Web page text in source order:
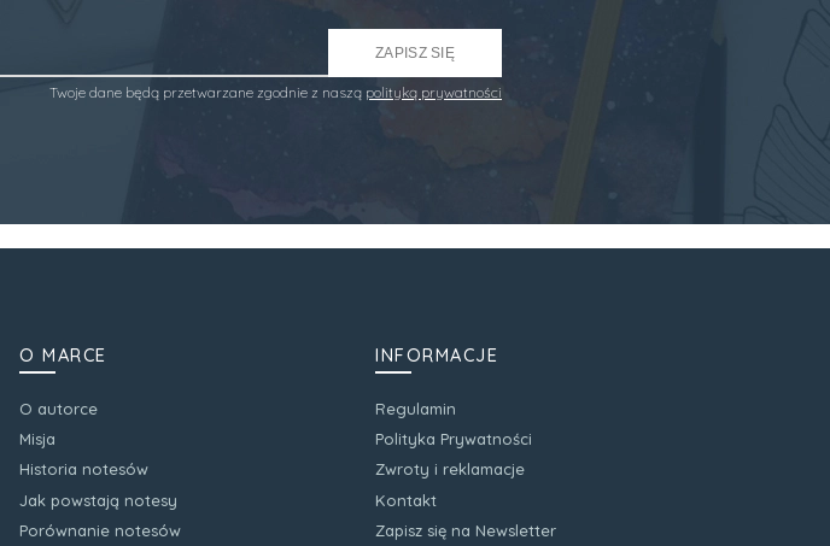
ZAPISZ SIĘ
Twoje dane będą przetwarzane zgodnie z naszą polityką prywatności
O MARCE
O autorce
Misja
Historia notesów
Jak powstają notesy
Porównanie notesów
INFORMACJE
Regulamin
Polityka Prywatności
Zwroty i reklamacje
Kontakt
Zapisz się na Newsletter